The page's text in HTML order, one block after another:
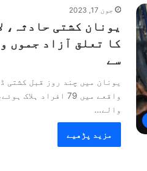
جون 17, 2023
کا تعلق آزاد جموں
سے
یونان میں چند روز قبل کشتی
واقعے میں 79 افراد
والے…
مزید پڑھیے